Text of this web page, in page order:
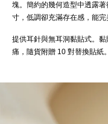
塊。簡約的幾何造型中透露
寸，低調卻充滿存在感，能完
提供耳針與無耳洞黏貼式。黏
痛，隨貨附贈 10 對替換貼紙。